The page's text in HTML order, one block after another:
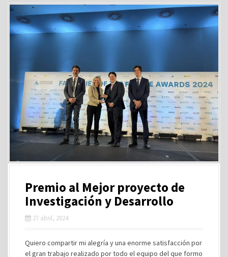
Premio al Mejor proyecto de
Investigación y Desarrollo
27 abril, 2024
Quiero compartir mi alegría y una enorme satisfacción por
el gran trabajo realizado por todo el equipo del que formo